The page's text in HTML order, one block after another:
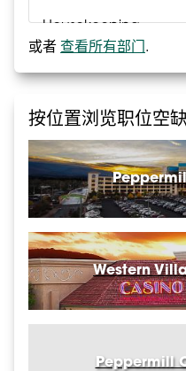
Housekeeping
Pool & Fitness
Reservations
Retail
Sales
Security
或者 查看所有部门 .
按位置浏览职位空
Western
Peppermill